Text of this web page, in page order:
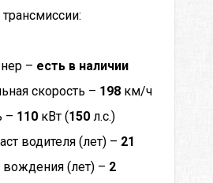
– есть в наличии
скорость – 198 км/ч
– 110 кВт (150 л.с.)
водителя (лет) – 21
вождения (лет) – 2